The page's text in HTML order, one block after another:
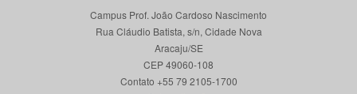
Campus Prof. João Cardoso Nascimento
Rua Cláudio Batista, s/n, Cidade Nova
Aracaju/SE
CEP 49060-108